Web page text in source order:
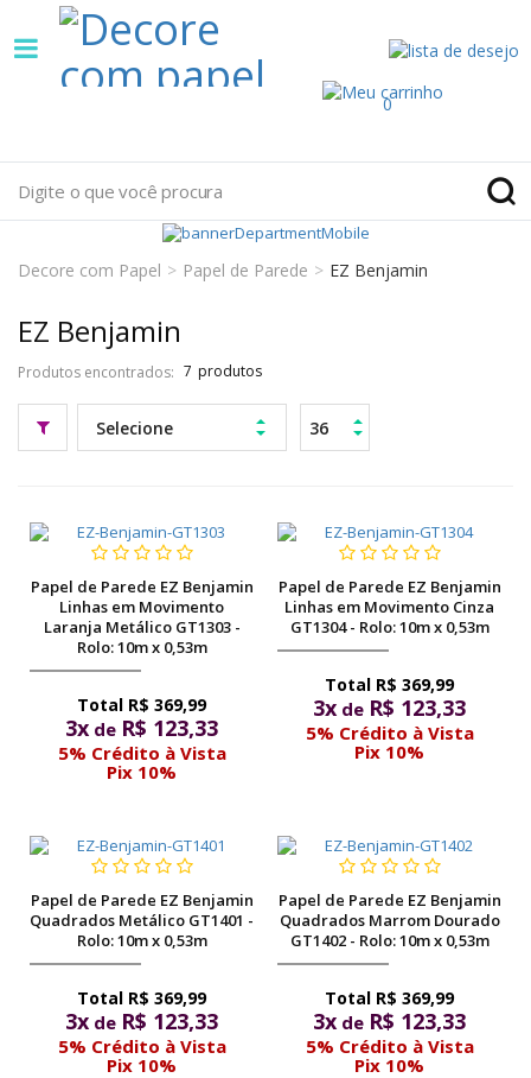
0
Decore
com
é
pioneira
em
venda
de
Papel
de
pela
Internet
Decore com Papel Papel de Parede EZ Benjamin
EZ Benjamin
Produtos encontrados: 7
Papel de Parede EZ Benjamin
Linhas em Movimento
Laranja Metálico GT1303 -
Rolo: 10m x 0,53m
R$ 369,99
3x de R$ 123,33
5% Crédito à Vista
Pix 10%
Papel de Parede EZ Benjamin
Linhas em Movimento Cinza
GT1304 - Rolo: 10m x 0,53m
R$ 369,99
3x de R$ 123,33
5% Crédito à Vista
Pix 10%
Papel de Parede EZ Benjamin
Quadrados Metálico GT1401 -
Rolo: 10m x 0,53m
R$ 369,99
3x de R$ 123,33
5% Crédito à Vista
Pix 10%
Papel de Parede EZ Benjamin
Quadrados Marrom Dourado
GT1402 - Rolo: 10m x 0,53m
R$ 369,99
3x de R$ 123,33
5% Crédito à Vista
Pix 10%